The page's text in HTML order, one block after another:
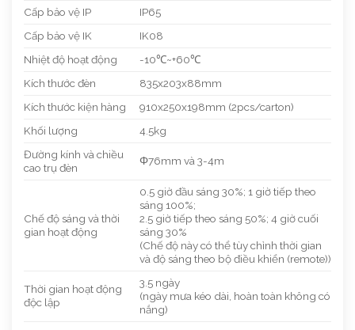
Cấp bảo vệ IP
IP65
Cấp bảo vệ IK
IK08
Nhiệt độ hoạt động
-10℃~+60℃
Kích thước đèn
835x203x88mm
Kích thước kiện hàng
910x250x198mm (2pcs/carton)
Khối lượng
4.5kg
Đường kính và chiều
cao trụ đèn
Φ76mm và 3-4m
Chế độ sáng và thời
gian hoạt động
0.5 giờ đầu sáng 30%; 1 giờ tiếp theo
sáng 100%;
2.5 giờ tiếp theo sáng 50%; 4 giờ cuối
sáng 30%
(Chế độ này có thể tùy chỉnh thời gian
và độ sáng theo bộ điều khiển (remote))
Thời gian hoạt động
độc lập
3.5 ngày
(ngày mưa kéo dài, hoàn toàn không có
nắng)